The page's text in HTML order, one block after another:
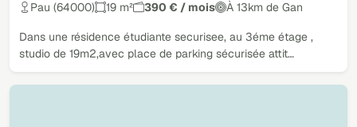
Pau (64000) 19 m² 390 € / mois À 13km de Gan
Dans une résidence étudiante securisee, au 3éme étage ,
studio de 19m2,avec place de parking sécurisée attit…